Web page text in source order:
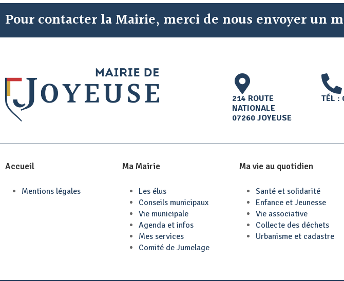
Pour contacter la Mairie, merci de nous envoyer un
214 ROUTE
NATIONALE
07260 JOYEUSE
TÉL :
Accueil
Mentions légales
Ma Mairie
Les élus
Conseils municipaux
Vie municipale
Agenda et infos
Mes services
Comité de Jumelage
Ma vie au quotidien
Santé et solidarité
Enfance et Jeunesse
Vie associative
Collecte des déchets
Urbanisme et cadastre